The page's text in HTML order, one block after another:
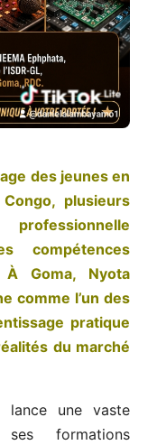
des jeunes en
plusieurs
compétences
Goma, Nyota
comme l’un des
pratique
du marché
lance une vaste
formations